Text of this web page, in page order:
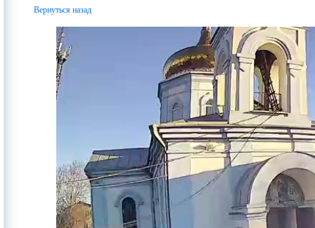
Вернуться назад